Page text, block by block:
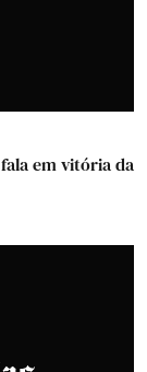
em vitória da